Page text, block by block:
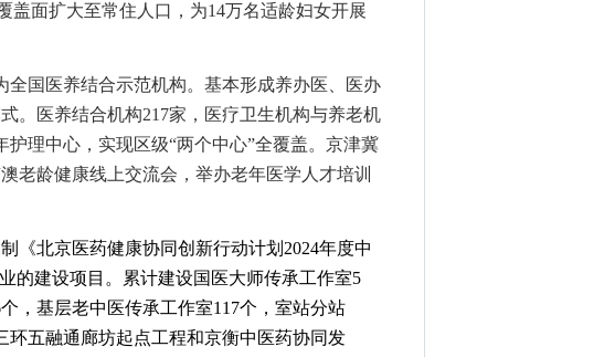
盖面扩大至常住人口， 为14万名适龄妇女开展
全国医养结合示范机构。 基本形成养办医、医办
。医养结合机构217家，医疗卫生机构与养老机
理中心，实现区级“两个中心”全覆盖。 京津冀
老龄健康线上交流会 ， 举办老年医学人才培训
《北京医药健康协同创新行动计划 2024年度中
的建设项目。 累计建设国医大师传承工作室5
，基层老中医传承工作室117个，室站分站
环五融通廊坊起点工程和京衡中医药协同发